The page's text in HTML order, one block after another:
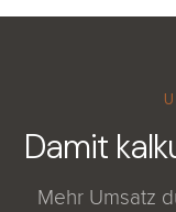
Damit
Mehr Umsatz